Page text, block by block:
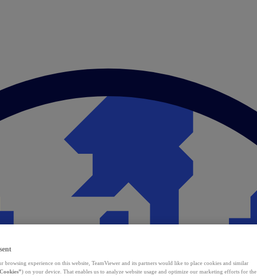
browsing experience on this website, TeamViewer and its partners would like to place cookies and similar
) on your device. That enables us to analyze website usage and optimize our marketing efforts for the